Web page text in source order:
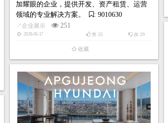
加耀眼的企业，提供开发、资产租赁、运营
领域的专业解决方案。
: 9010630
↗企业展示 251
2026-05-17 踩 29
赞25
收藏